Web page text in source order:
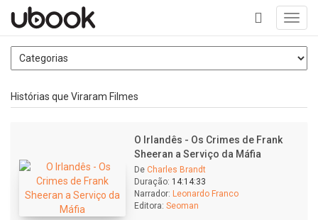
+
Histórias que Viraram Filmes
O Irlandês - Os Crimes de Frank
Sheeran a Serviço da Máfia
De Charles Brandt
Duração: 14:14:33
Narrador: Leonardo Franco
Editora: Seoman